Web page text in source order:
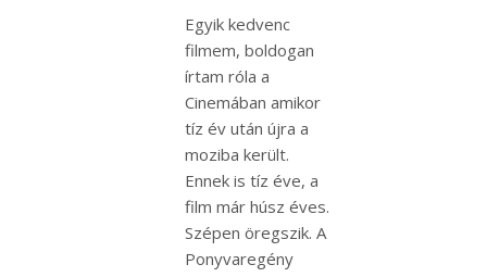
Egyik kedvenc
filmem, boldogan
írtam róla a
Cinemában amikor
tíz év után újra a
moziba került.
Ennek is tíz éve, a
film már húsz éves.
Szépen öregszik. A
Ponyvaregény